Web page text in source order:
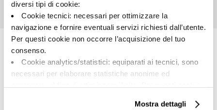
diversi tipi di cookie:
Cookie tecnici: necessari per ottimizzare la
navigazione e fornire eventuali servizi richiesti dall’utente.
Per questi cookie non occorre l’acquisizione del tuo
consenso.
Cookie analytics/statistici: equiparati ai tecnici, sono
necessari per elaborare statistiche anonime ed
Cookie di profilazione/marketing: sono utilizzati, solo
Mostra dettagli
Share: